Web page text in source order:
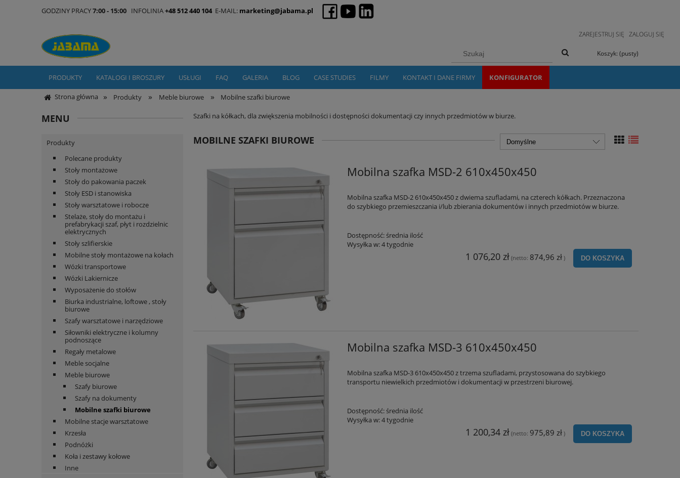
GODZINY PRACY7:00 - 15:00 INFOLINIA+48 512 440 104 E-MAIL: marketing@jabama.pl
ZAREJESTRUJ SIĘ ZALOGUJ SIĘ
Koszyk: (pusty)
PRODUKTY KATALOGI I BROSZURY USŁUGI FAQ GALERIA BLOG CASE STUDIES FILMY KONTAKT I DANE FIRMY KONFIGURATOR
Strona główna » Produkty » Meble biurowe » Mobilne szafki biurowe
MENU
Produkty
Polecane produkty
Stoły montażowe
Stoły do pakowania paczek
Stoły ESD i stanowiska
Stoły warsztatowe i robocze
Stelaże, stoły do montażu i
prefabrykacji szaf, płyt i rozdzielnic
elektrycznych
Stoły szlifierskie
Mobilne stoły montażowe na kołach
Wózki transportowe
Wózki Lakiernicze
Wyposażenie do stołów
Biurka industrialne, loftowe , stoły
biurowe
Szafy warsztatowe i narzędziowe
Siłowniki elektryczne i kolumny
podnoszące
Regały metalowe
Meble socjalne
Meble biurowe
Szafy biurowe
Szafy na dokumenty
Mobilne szafki biurowe
Mobilne stacje warsztatowe
Krzesła
Podnóżki
Koła i zestawy kołowe
Inne
Szafki na kółkach, dla zwiększenia mobilności i dostępności dokumentacji czy innych przedmiotów w biurze.
MOBILNE SZAFKI BIUROWE
Mobilna szafka MSD-2 610x450x450
Mobilna szafka MSD-2 610x450x450 z dwiema szufladami, na czterech kółkach. Przeznaczona
do szybkiego przemieszczania i/lub zbierania dokumentów i innych przedmiotów w biurze.
Dostępność:średnia ilość
Wysyłka w:4 tygodnie
1 076,20 zł (netto: 874,96 zł) DO KOSZYKA
Mobilna szafka MSD-3 610x450x450
Mobilna szafka MSD-3 610x450x450 z trzema szufladami, przystosowana do szybkiego
transportu niewielkich przedmiotów i dokumentacji w przestrzeni biurowej.
Dostępność:średnia ilość
Wysyłka w:4 tygodnie
1 200,34 zł (netto: 975,89 zł) DO KOSZYKA